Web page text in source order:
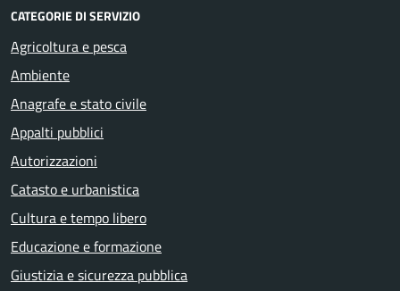
CATEGORIE DI SERVIZIO
Agricoltura e pesca
Ambiente
Anagrafe e stato civile
Appalti pubblici
Autorizzazioni
Catasto e urbanistica
Cultura e tempo libero
Educazione e formazione
Giustizia e sicurezza pubblica